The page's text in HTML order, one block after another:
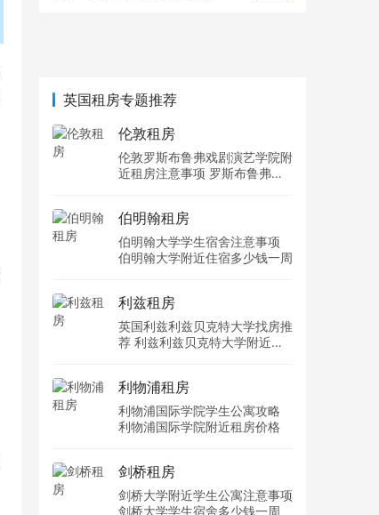
英国租房专题推荐
伦敦租房
伦敦罗斯布鲁弗戏剧演艺学院附
近租房注意事项 罗斯布鲁弗戏
伯明翰租房
伯明翰大学学生宿舍注意事项
伯明翰大学附近住宿多少钱一周
利兹租房
英国利兹利兹贝克特大学找房推
荐 利兹利兹贝克特大学附近住
利物浦租房
利物浦国际学院学生公寓攻略
利物浦国际学院附近租房价格
剑桥租房
剑桥大学附近学生公寓注意事项
剑桥大学学生宿舍多少钱一周